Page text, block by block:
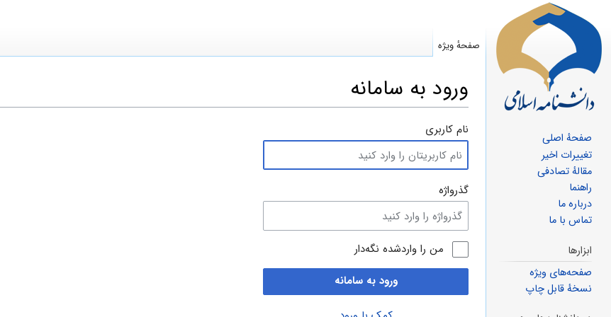
ورود به سامانه
پرش
ناوبری
پرش
جستجو
نام کاربری
گذرواژه
من را واردشده نگه‌دار
ورود به سامانه
صفحهٔ ویژه
صفحهٔ اصلی
تغییرات اخیر
مقالهٔ تصادفی
راهنما
درباره ما
تماس با ما
ابزارها
صفحه‌های ویژه
نسخهٔ قابل چاپ